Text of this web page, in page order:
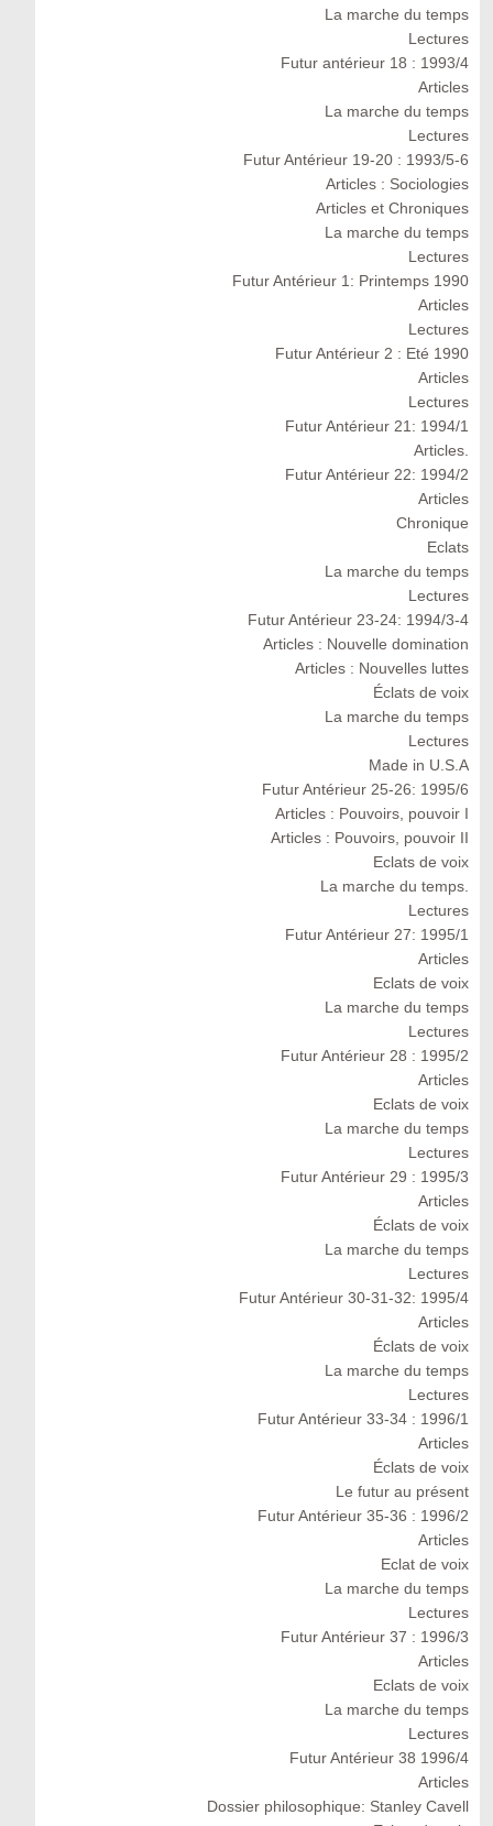
La marche du temps
Lectures
Futur antérieur 18 : 1993/4
Articles
La marche du temps
Lectures
Futur Antérieur 19-20 : 1993/5-6
Articles : Sociologies
Articles et Chroniques
La marche du temps
Lectures
Futur Antérieur 1: Printemps 1990
Articles
Lectures
Futur Antérieur 2 : Eté 1990
Articles
Lectures
Futur Antérieur 21: 1994/1
Articles.
Futur Antérieur 22: 1994/2
Articles
Chronique
Eclats
La marche du temps
Lectures
Futur Antérieur 23-24: 1994/3-4
Articles : Nouvelle domination
Articles : Nouvelles luttes
Éclats de voix
La marche du temps
Lectures
Made in U.S.A
Futur Antérieur 25-26: 1995/6
Articles : Pouvoirs, pouvoir I
Articles : Pouvoirs, pouvoir II
Eclats de voix
La marche du temps.
Lectures
Futur Antérieur 27: 1995/1
Articles
Eclats de voix
La marche du temps
Lectures
Futur Antérieur 28 : 1995/2
Articles
Eclats de voix
La marche du temps
Lectures
Futur Antérieur 29 : 1995/3
Articles
Éclats de voix
La marche du temps
Lectures
Futur Antérieur 30-31-32: 1995/4
Articles
Éclats de voix
La marche du temps
Lectures
Futur Antérieur 33-34 : 1996/1
Articles
Éclats de voix
Le futur au présent
Futur Antérieur 35-36 : 1996/2
Articles
Eclat de voix
La marche du temps
Lectures
Futur Antérieur 37 : 1996/3
Articles
Eclats de voix
La marche du temps
Lectures
Futur Antérieur 38 1996/4
Articles
Dossier philosophique: Stanley Cavell